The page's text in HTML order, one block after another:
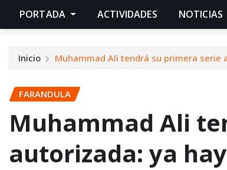
PORTADA ACTIVIDADES NOTICIAS
Inicio Muhammad Ali tendrá su primera serie
FARANDULA
Muhammad Ali
autorizada: ya